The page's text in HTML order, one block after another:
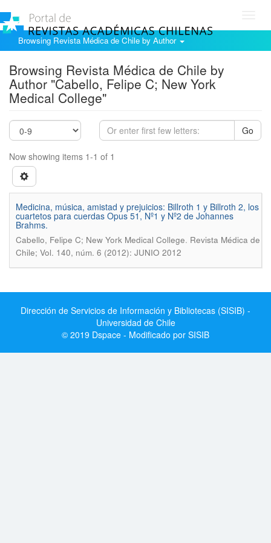
Browsing Revista Médica de Chile by Author
Browsing Revista Médica de Chile by
Author "Cabello, Felipe C; New York
Medical College"
Go
Now showing items 1-1 of 1
Medicina, música, amistad y prejuicios: Billroth 1 y Billroth 2, los
cuartetos para cuerdas Opus 51, Nº1 y Nº2 de Johannes
Brahms.
Cabello, Felipe C; New York Medical College. Revista Médica de
Chile; Vol. 140, núm. 6 (2012): JUNIO 2012
Dirección de Servicios de Información y Bibliotecas (SISIB) -
Universidad de Chile
© 2019 Dspace - Modificado por SISIB